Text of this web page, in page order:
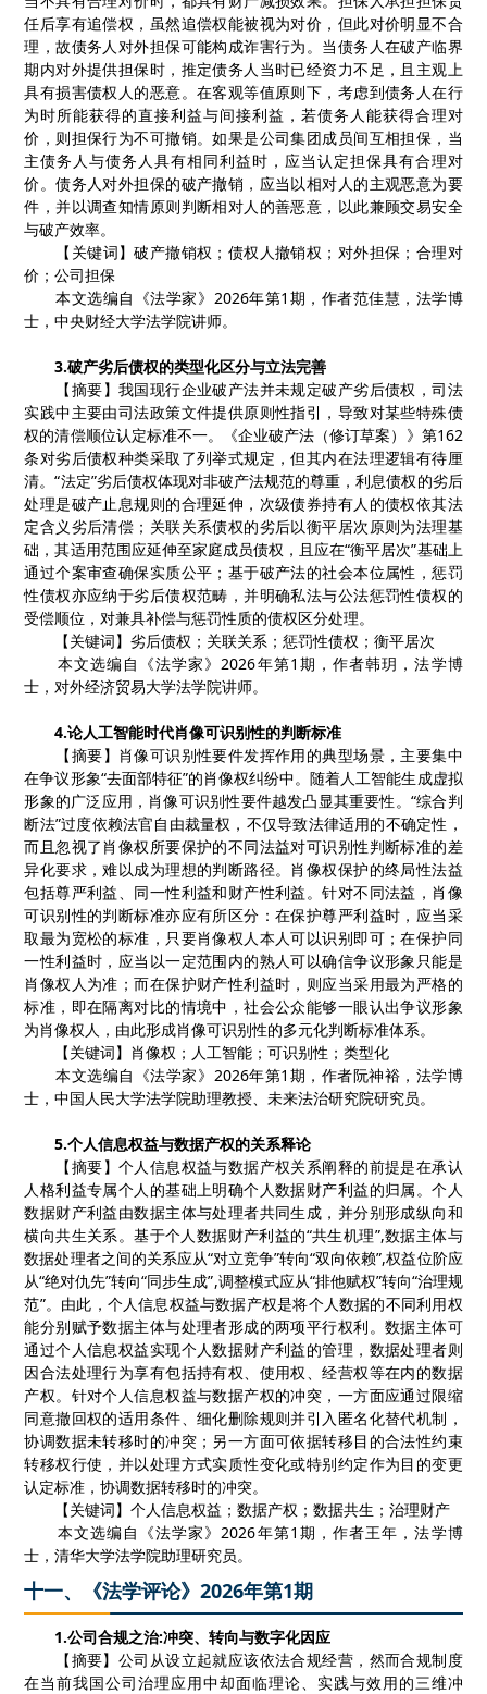
任后享有追偿权，虽然追偿权能被视为对价，但此对价明显不合
理，故债务人对外担保可能构成诈害行为。当债务人在破产临界
期内对外提供担保时，推定债务人当时已经资力不足，且主观上
具有损害债权人的恶意。在客观等值原则下，考虑到债务人在行
为时所能获得的直接利益与间接利益，若债务人能获得合理对
价，则担保行为不可撤销。如果是公司集团成员间互相担保，当
主债务人与债务人具有相同利益时，应当认定担保具有合理对
价。债务人对外担保的破产撤销，应当以相对人的主观恶意为要
件，并以调查知情原则判断相对人的善恶意，以此兼顾交易安全
与破产效率。
【 关键词】破产撤销权 ； 债权人撤销权 ； 对外担保 ； 合理对
价 ；公司担保
本文选编自《法学家》 2026年第1 期，作者范佳慧，法学博
士，中央财经大学法学院讲师。
3.破产劣后债权的类型化区分与立法完善
【摘要】 我国现行企业破产法并未规定破产劣后债权，司法
实践中主要由司法政策文件提供原则性指引，导致对某些特殊债
权的清偿顺位认定标准不一。《企业破产法 （修订草案） 》第162
条对劣后债权种类采取了列举式规定，但其内在法理逻辑有待厘
清。“法定”劣后债权体现对非破产法规范的尊重，利息债权的劣后
处理是破产止息规则的合理延伸，次级债券持有人的债权依其法
定含义劣后清偿；关联关系债权的劣后以衡平居次原则为法理基
础，其适用范围应延伸至家庭成员债权，且应在“衡平居次”基础上
通过个案审查确保实质公平；基于破产法的社会本位属性，惩罚
性债权亦应纳于劣后债权范畴，并明确私法与公法惩罚性债权的
受偿顺位，对兼具补偿与惩罚性质的债权区分处理。
【关键词】劣后债权 ； 关联关系 ；惩罚性债权 ；衡平居次
本文选编自《法学家》2026年第1 期，作者韩玥，法学博
士，对外经济贸易大学法学院讲师。
4.论人工智能时代肖像可识别性的判断标准
【摘要】 肖像可识别性要件发挥作用的典型场景，主要集中
在争议形象“去面部特征”的肖像权纠纷中。随着人工智能生成虚拟
形象的广泛应用，肖像可识别性要件越发凸显其重要性。“综合判
断法”过度依赖法官自由裁量权，不仅导致法律适用的不确定性，
而且忽视了肖像权所要保护的不同法益对可识别性判断标准的差
异化要求，难以成为理想的判断路径。肖像权保护的终局性法益
包括尊严利益、同一性利益和财产性利益。针对不同法益，肖像
可识别性的判断标准亦应有所区分：在保护尊严利益时，应当采
取最为宽松的标准，只要肖像权人本人可以识别即可；在保护同
一性利益时，应当以一定范围内的熟人可以确信争议形象只能是
肖像权人为准；而在保护财产性利益时，则应当采用最为严格的
标准，即在隔离对比的情境中，社会公众能够一眼认出争议形象
为肖像权人，由此形成肖像可识别性的多元化判断标准体系。
【关键词】 肖像权 ； 人工智能 ；可识别性 ；类型化
本文选编自《法学家》 2026年第1 期，作者阮神裕，法学博
士，中国人民大学法学院助理教授、未来法治研究院研究员。
5.个人信息权益与数据产权的关系释论
【摘要】 个人信息权益与数据产权关系阐释的前提是在承认
人格利益专属个人的基础上明确个人数据财产利益的归属。个人
数据财产利益由数据主体与处理者共同生成，并分别形成纵向和
横向共生关系。基于个人数据财产利益的“共生机理”,数据主体与
数据处理者之间的关系应从“对立竞争”转向“双向依赖”,权益位阶应
从“绝对仇先”转向“同步生成”,调整模式应从“排他赋权”转向“治理规
范”。由此，个人信息权益与数据产权是将个人数据的不同利用权
能分别赋予数据主体与处理者形成的两项平行权利。数据主体可
通过个人信息权益实现个人数据财产利益的管理，数据处理者则
因合法处理行为享有包括持有权、使用权、经营权等在内的数据
产权。针对个人信息权益与数据产权的冲突，一方面应通过限缩
同意撤回权的适用条件、细化删除规则并引入匿名化替代机制，
协调数据未转移时的冲突；另一方面可依据转移目的合法性约束
转移权行使，并以处理方式实质性变化或特别约定作为目的变更
认定标准，协调数据转移时的冲突。
【关键词】个人信息权益 ；数据产权 ；数据共生 ；治理财产
本文选编自《法学家》2026年第1 期，作者王年，法学博
士，清华大学法学院助理研究员。
十一、《法学评论》2026年第1期
1.公司合规之治:冲突、转向与数字化因应
【摘要】公司从设立起就应该依法合规经营，然而合规制度
在当前我国公司治理应用中却面临理论、实践与效用的三维冲